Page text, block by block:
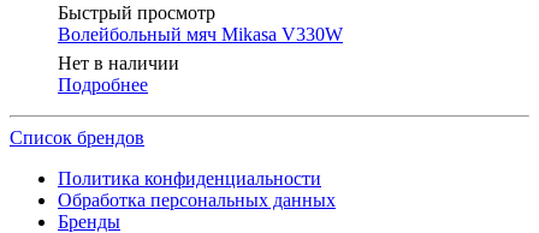
Быстрый просмотр
Волейбольный мяч Mikasa V330W
Нет в наличии
Подробнее
Список брендов
Политика конфиденциальности
Обработка персональных данных
Бренды